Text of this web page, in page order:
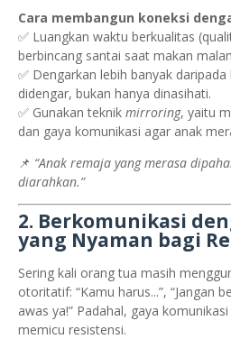
Cara membangun koneksi
✅ Luangkan waktu berkualitas
berbincang santai saat makan
✅ Dengarkan lebih banyak
didengar, bukan hanya dinasihati.
✅ Gunakan teknik mirroring, yaitu
dan gaya komunikasi agar anak
📌 “Anak remaja yang merasa
diarahkan.”
2. Berkomunikasi
yang Nyaman bagi
Sering kali orang tua masih
otoritatif: “Kamu harus...”, “Jangan
awas ya!” Padahal, gaya
memicu resistensi.